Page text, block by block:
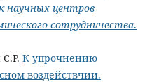
научных центров
сотрудничества.
К упрочнению
воздействчии.